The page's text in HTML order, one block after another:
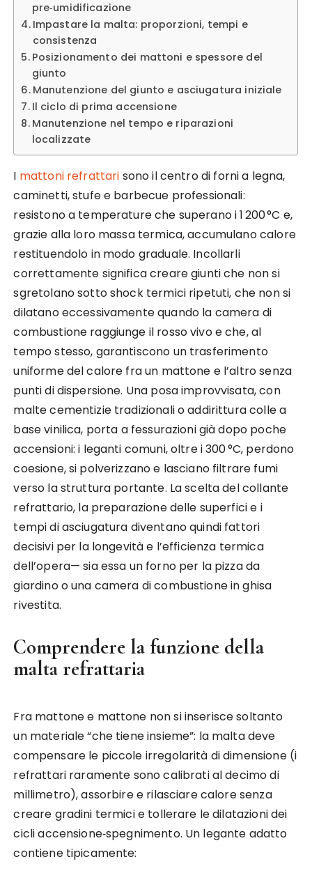
pre‑umidificazione
Impastare la malta: proporzioni, tempi e
consistenza
Posizionamento dei mattoni e spessore del
giunto
Manutenzione del giunto e asciugatura iniziale
Il ciclo di prima accensione
Manutenzione nel tempo e riparazioni
localizzate
I mattoni refrattari sono il centro di forni a legna,
caminetti, stufe e barbecue professionali:
resistono a temperature che superano i 1 200 °C e,
grazie alla loro massa termica, accumulano calore
restituendolo in modo graduale. Incollarli
correttamente significa creare giunti che non si
sgretolano sotto shock termici ripetuti, che non si
dilatano eccessivamente quando la camera di
combustione raggiunge il rosso vivo e che, al
tempo stesso, garantiscono un trasferimento
uniforme del calore fra un mattone e l’altro senza
punti di dispersione. Una posa improvvisata, con
malte cementizie tradizionali o addirittura colle a
base vinilica, porta a fessurazioni già dopo poche
accensioni: i leganti comuni, oltre i 300 °C, perdono
coesione, si polverizzano e lasciano filtrare fumi
verso la struttura portante. La scelta del collante
refrattario, la preparazione delle superfici e i
tempi di asciugatura diventano quindi fattori
decisivi per la longevità e l’efficienza termica
dell’opera— sia essa un forno per la pizza da
giardino o una camera di combustione in ghisa
rivestita.
Comprendere la funzione della
malta refrattaria
Fra mattone e mattone non si inserisce soltanto
un materiale “che tiene insieme”: la malta deve
compensare le piccole irregolarità di dimensione (i
refrattari raramente sono calibrati al decimo di
millimetro), assorbire e rilasciare calore senza
creare gradini termici e tollerare le dilatazioni dei
cicli accensione‑spegnimento. Un legante adatto
contiene tipicamente: